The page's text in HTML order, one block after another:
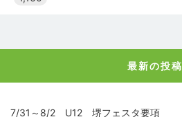
最新の投稿
7/31～8/2 U12 堺フェスタ要項